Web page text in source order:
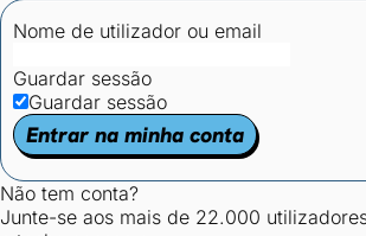
Nome de utilizador ou email
Guardar sessão
Guardar sessão
Entrar na minha conta
Não tem conta?
Junte-se aos mais de 22.000